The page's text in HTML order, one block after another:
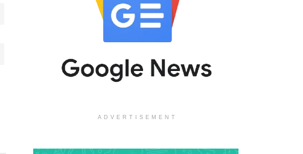
ADVERTISEMENT